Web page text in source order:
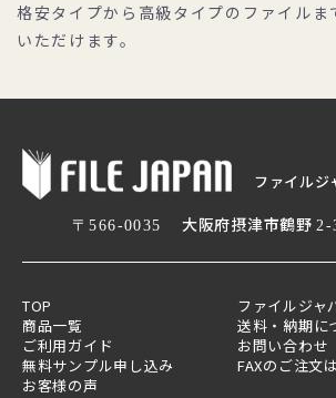
格安タイプから高級タイプのファイルま
いただけます。
ファイルジ
〒566-0035 大阪府摂津市鶴野 2-
TOP
ファイルジャ
商品一覧
送料・納期に
ご利用ガイド
お問い合わせ
無料サンプル申し込み
FAXのご注文
お客様の声